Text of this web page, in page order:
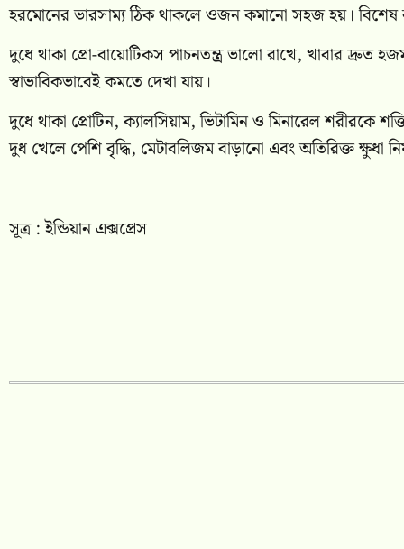
হরমোনের ভারসাম্য ঠিক থাকলে ওজন কমানো সহজ হয়। বিশেষ
দুধে থাকা প্রো-বায়োটিকস পাচনতন্ত্র ভালো রাখে, খাবার
স্বাভাবিকভাবেই কমতে দেখা যায়।
দুধে থাকা প্রোটিন, ক্যালসিয়াম, ভিটামিন ও মিনারেল
দুধ খেলে পেশি বৃদ্ধি, মেটাবলিজম বাড়ানো এবং অতিরিক্ত ক্ষুধা
সূত্র : ইন্ডিয়ান এক্সপ্রেস